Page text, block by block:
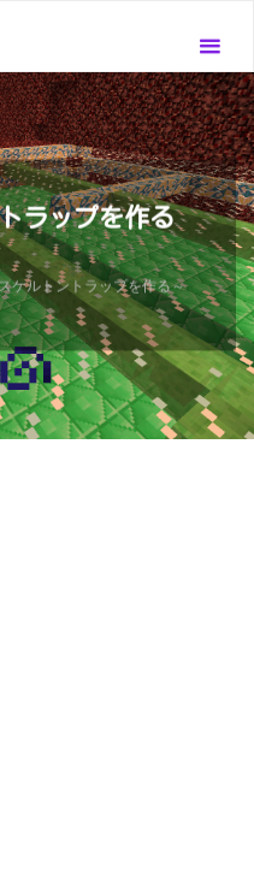
ラップを作る
ケルトントラップを作る～